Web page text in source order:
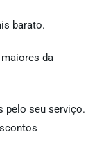
barato.
da
pelo seu serviço.